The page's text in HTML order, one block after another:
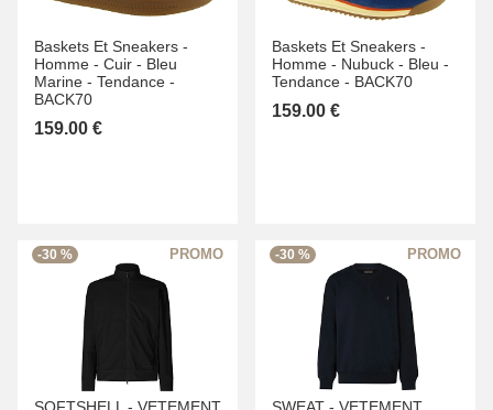
Baskets Et Sneakers -
Homme - Cuir - Bleu
Marine - Tendance -
BACK70
159.00 €
Baskets Et Sneakers -
Homme - Nubuck - Bleu -
Tendance - BACK70
159.00 €
-30 % -30 %